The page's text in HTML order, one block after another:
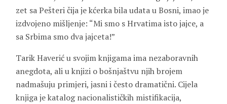
zet sa Pešteri čija je kćerka bila udata u Bosni, imao je
izdvojeno mišljenje: “Mi smo s Hrvatima isto jajce, a
sa Srbima smo dva jajceta!”
Tarik Haverić u svojim knjigama ima nezaboravnih
anegdota, ali u knjizi o bošnjaštvu njih brojem
nadmašuju primjeri, jasni i često dramatični. Cijela
knjiga je katalog nacionalističkih mistifikacija,